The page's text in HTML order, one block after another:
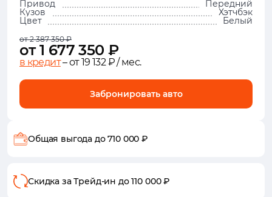
Привод Передний
Кузов Хэтчбэк
Цвет Белый
от 2 387 350 ₽
от 1 677 350 ₽
в кредит– от 19 132 ₽ / мес.
Забронировать авто
Общая выгода до 710 000 ₽
Скидка за Трейд-ин до 110 000 ₽